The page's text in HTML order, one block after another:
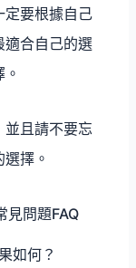
定要根據自己
適合自己的選
並且請不要忘
擇。
見問題FAQ
如何？